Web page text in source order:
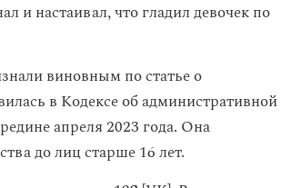
и настаивал, что гладил девочек по
виновным по статье о
в Кодексе об административной
апреля 2023 года. Она
до лиц старше 16 лет.